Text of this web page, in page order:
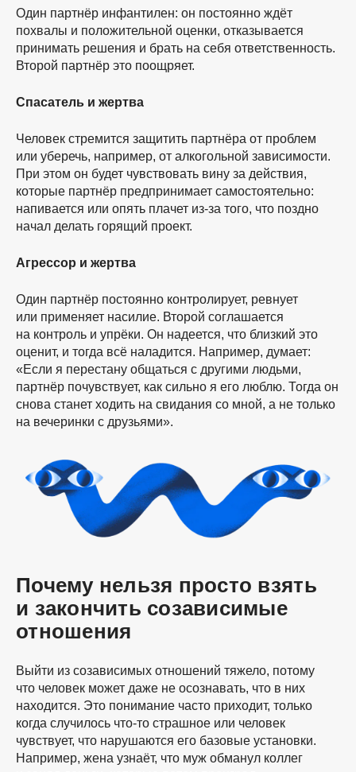
Один партнёр инфантилен: он постоянно ждёт
похвалы и положительной оценки, отказывается
принимать решения и брать на себя ответственность.
Второй партнёр это поощряет.
Спасатель и жертва
Человек стремится защитить партнёра от проблем
или уберечь, например, от алкогольной зависимости.
При этом он будет чувствовать вину за действия,
которые партнёр предпринимает самостоятельно:
напивается или опять плачет из-за того, что поздно
начал делать горящий проект.
Агрессор и жертва
Один партнёр постоянно контролирует, ревнует
или применяет насилие. Второй соглашается
на контроль и упрёки. Он надеется, что близкий это
оценит, и тогда всё наладится. Например, думает:
«Если я перестану общаться с другими людьми,
партнёр почувствует, как сильно я его люблю. Тогда он
снова станет ходить на свидания со мной, а не только
на вечеринки с друзьями».
Почему нельзя просто взять
и закончить созависимые
отношения
Выйти из созависимых отношений тяжело, потому
что человек может даже не осознавать, что в них
находится. Это понимание часто приходит, только
когда случилось что-то страшное или человек
чувствует, что нарушаются его базовые установки.
Например, жена узнаёт, что муж обманул коллег